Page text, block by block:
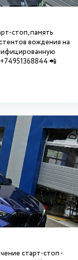
стоп, память
вождения на
📲
старт-стоп -